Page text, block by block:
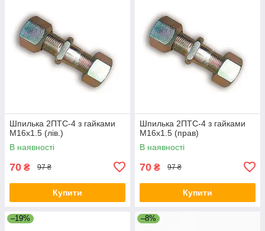
Шпилька 2ПТС-4 з гайками
М16х1.5 (лів.)
В наявності
70 ₴ 97 ₴
Купити
Шпилька 2ПТС-4 з гайками
М16х1.5 (прав)
В наявності
70 ₴ 97 ₴
Купити
–19% –8%